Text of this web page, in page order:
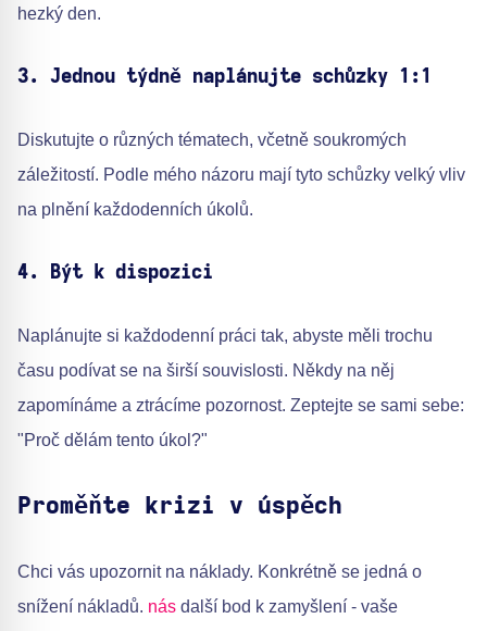
hezký den.
3. Jednou týdně naplánujte schůzky 1:1
Diskutujte o různých tématech, včetně soukromých
záležitostí. Podle mého názoru mají tyto schůzky velký vliv
na plnění každodenních úkolů.
4. Být k dispozici
Naplánujte si každodenní práci tak, abyste měli trochu
času podívat se na širší souvislosti. Někdy na něj
zapomínáme a ztrácíme pozornost. Zeptejte se sami sebe:
"Proč dělám tento úkol?"
Proměňte krizi v úspěch
Chci vás upozornit na náklady. Konkrétně se jedná o
snížení nákladů. nás další bod k zamyšlení - vaše